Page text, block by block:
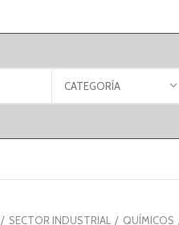
CATEGORÍA
SECTOR INDUSTRIAL QUÍMICOS